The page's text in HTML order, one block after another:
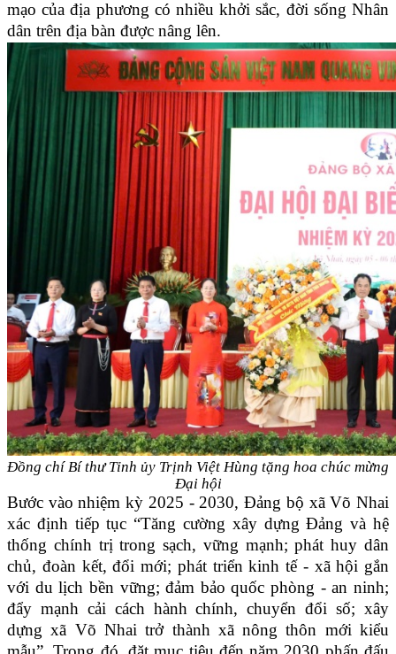
mạo của địa phương có nhiều khởi sắc, đời sống Nhân
dân trên địa bàn được nâng lên.
Đồng chí Bí thư Tỉnh ủy Trịnh Việt Hùng tặng hoa chúc mừng
Đại hội
Bước vào nhiệm kỳ 2025 - 2030, Đảng bộ xã Võ Nhai
xác định tiếp tục “Tăng cường xây dựng Đảng và hệ
thống chính trị trong sạch, vững mạnh; phát huy dân
chủ, đoàn kết, đổi mới; phát triển kinh tế - xã hội gắn
với du lịch bền vững; đảm bảo quốc phòng - an ninh;
đẩy mạnh cải cách hành chính, chuyển đổi số; xây
dựng xã Võ Nhai trở thành xã nông thôn mới kiểu